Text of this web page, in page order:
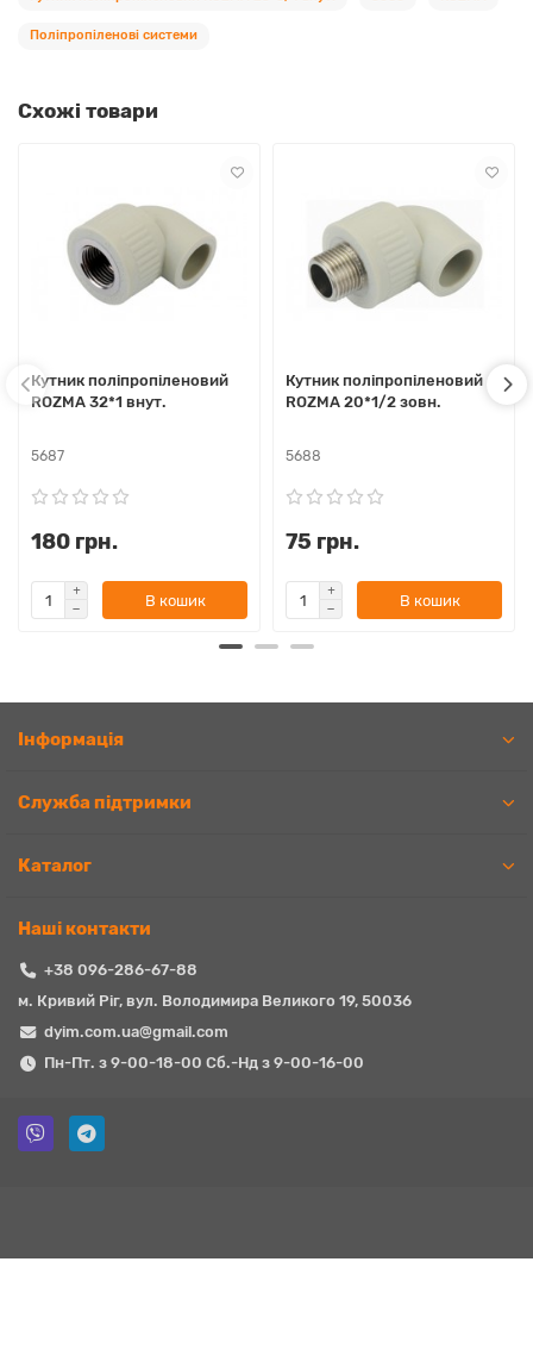
Поліпропіленові системи
Схожі товари
Кутник поліпропіленовий
ROZMA 32*1 внут.
5687
180 грн.
В кошик
Кутник поліпропіленовий
ROZMA 20*1/2 зовн.
5688
75 грн.
В кошик
Iнформація
Служба підтримки
Каталог
Наші контакти
+38 096-286-67-88
м. Кривий Ріг, вул. Володимира Великого 19, 50036
dyim.com.ua@gmail.com
Пн-Пт. з 9-00-18-00 Сб.-Нд з 9-00-16-00